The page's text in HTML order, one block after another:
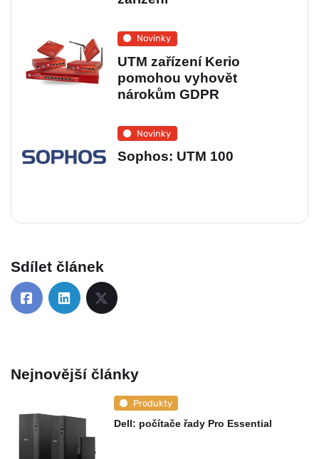
Novinky
UTM zařízení Kerio
pomohou vyhovět
nárokům GDPR
Novinky
Sophos: UTM 100
Sdílet článek
Nejnovější články
Produkty
Dell: počítače řady Pro Essential